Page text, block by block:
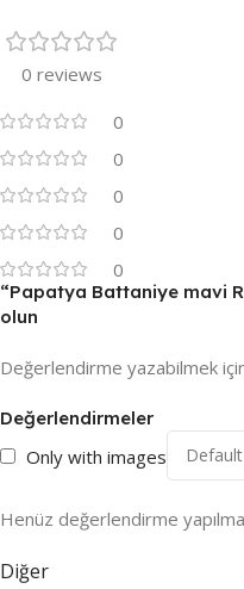
0 reviews
0
0
0
0
0
Değerlendirmeler
Only with images
Henüz değerlendirme
“Papatya Battaniye mavi
olun
Değerlendirme yazabilmek
Diğer